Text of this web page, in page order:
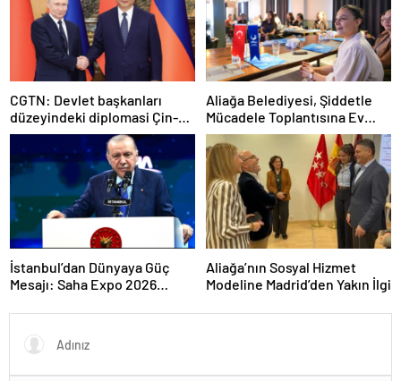
CGTN: Devlet başkanları
düzeyindeki diplomasi Çin-
Rusya arasındaki büyüyen
ortaklığı güçlendiriyor
Aliağa Belediyesi, Şiddetle
Mücadele Toplantısına Ev
Sahipliği Yaptı
İstanbul’dan Dünyaya Güç
Mesajı: Saha Expo 2026
Aliağa’nın Sosyal Hizmet
Modeline Madrid’den Yakın İlgi